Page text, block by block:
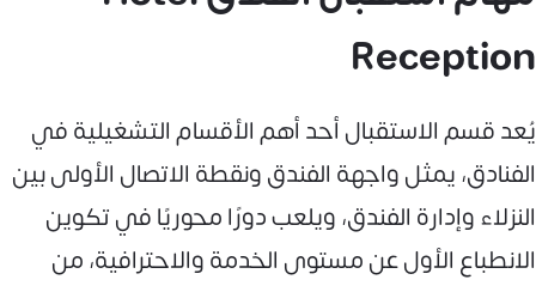
Reception
يُعد قسم الاستقبال أحد أهم الأقسام التشغيلية في
الفنادق، يمثل واجهة الفندق ونقطة الاتصال الأولى بين
النزلاء وإدارة الفندق، ويلعب دورًا محوريًا في تكوين
الانطباع الأول عن مستوى الخدمة والاحترافية، من